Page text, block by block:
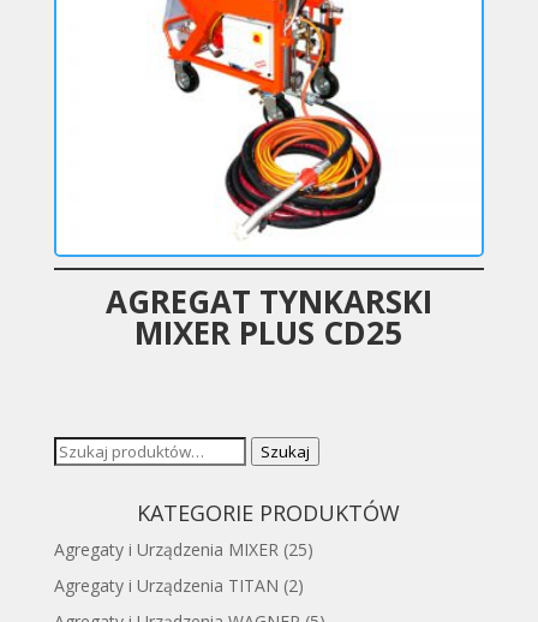
AGREGAT TYNKARSKI
MIXER PLUS CD25
Szukaj: Szukaj
KATEGORIE PRODUKTÓW
Agregaty i Urządzenia MIXER (25)
Agregaty i Urządzenia TITAN (2)